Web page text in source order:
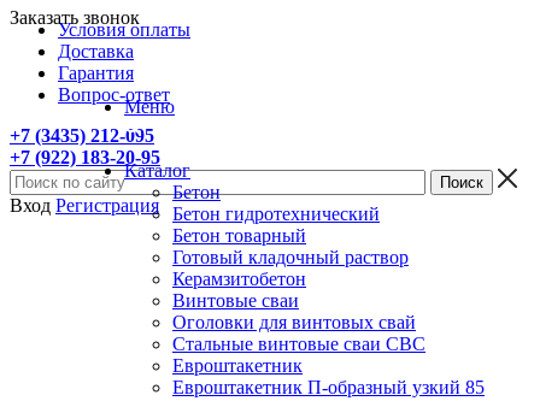
Условия оплаты
Доставка
Гарантия
Вопрос-ответ
+7 (3435) 212-095
+7 (922) 183-20-95
Заказать звонок
Вход Регистрация
Меню
Каталог
Бетон
Бетон гидротехнический
Бетон товарный
Готовый кладочный раствор
Керамзитобетон
Винтовые сваи
Оголовки для винтовых свай
Стальные винтовые сваи СВС
Евроштакетник
Евроштакетник П-образный узкий 85